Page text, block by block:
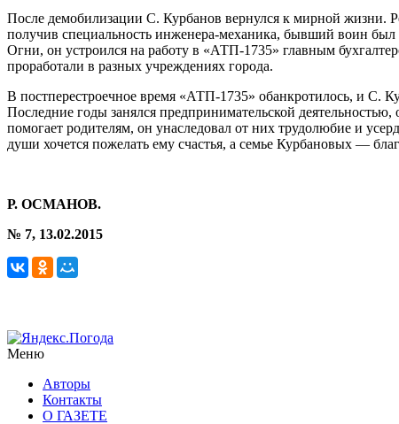
После демобилизации С. Курбанов вернулся к мирной жизни.
получив специальность инженера-механика, бывший воин был
Огни, он устроился на работу в «АТП-1735» главным
проработали в разных учреждениях города.
В постперестроечное время «АТП-1735» обанкротилось, и С.
Последние годы занялся предпринимательской
помогает родителям, он унаследовал от них трудолюбие и
души хочется пожелать ему счастья, а семье Курбановых —
Р. ОСМАНОВ.
№ 7, 13.02.2015
Меню
Авторы
Контакты
О ГАЗЕТЕ